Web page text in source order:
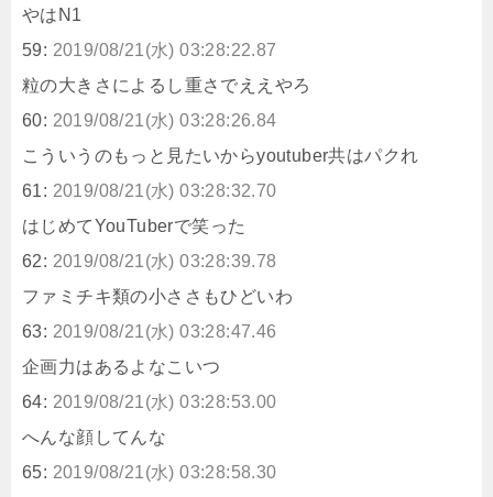
やはN1
59: 2019/08/21(水) 03:28:22.87
粒の大きさによるし重さでええやろ
60: 2019/08/21(水) 03:28:26.84
こういうのもっと見たいからyoutuber共はパクれ
61: 2019/08/21(水) 03:28:32.70
はじめてYouTuberで笑った
62: 2019/08/21(水) 03:28:39.78
ファミチキ類の小ささもひどいわ
63: 2019/08/21(水) 03:28:47.46
企画力はあるよなこいつ
64: 2019/08/21(水) 03:28:53.00
へんな顔してんな
65: 2019/08/21(水) 03:28:58.30